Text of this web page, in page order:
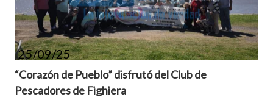
25/09/25
“Corazón de Pueblo” disfrutó del Club de
Pescadores de Fighiera